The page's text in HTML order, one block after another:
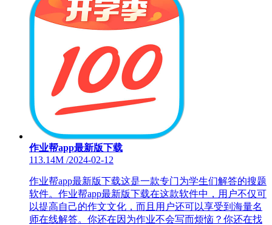
作业帮app最新版下载
113.14M /2024-02-12
作业帮app最新版下载这是一款专门为学生们解答的搜题
软件。作业帮app最新版下载在这款软件中，用户不仅可
以提高自己的作文文化，而且用户还可以享受到海量名
师在线解答。你还在因为作业不会写而烦恼？你还在找